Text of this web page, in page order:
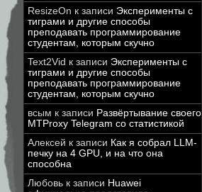
ResizeOn к записи Эксперименты с
тиграми и другие способы
преподавать программирование
студентам, которым скучно
Text2Vid к записи Эксперименты с
тиграми и другие способы
преподавать программирование
студентам, которым скучно
всым к записи Развёртывание своего
MTProxy Telegram со статистикой
Алексей к записи Как я собрал LLM-
печку на 4 GPU, и на что она
способна
Любовь к записи Huawei